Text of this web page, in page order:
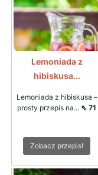
Lemoniada z
hibiskusa...
Lemoniada z hibiskusa –
prosty przepis na... ⇖ 71
Zobacz przepis!